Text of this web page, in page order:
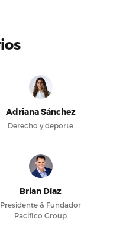
Adriana Sánchez
Derecho y deporte
Brian Díaz
Presidente & Fundador
Pacifico Group